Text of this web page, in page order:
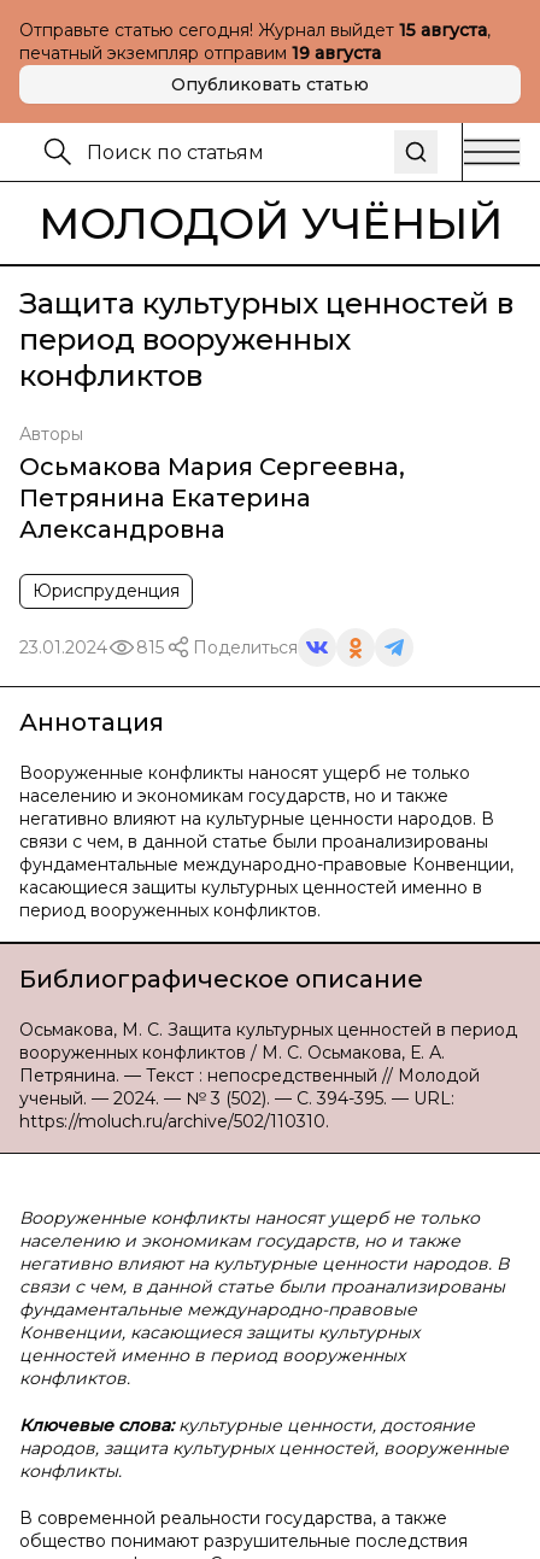
Отправьте статью сегодня! Журнал выйдет 15 августа,
печатный экземпляр отправим 19 августа
Опубликовать статью
МОЛОДОЙ УЧЁНЫЙ
Защита культурных ценностей в
период вооруженных
конфликтов
Авторы
Осьмакова Мария Сергеевна,
Петрянина Екатерина
Александровна
Юриспруденция
23.01.2024 815 Поделиться
Аннотация
Вооруженные конфликты наносят ущерб не только
населению и экономикам государств, но и также
негативно влияют на культурные ценности народов. В
связи с чем, в данной статье были проанализированы
фундаментальные международно-правовые Конвенции,
касающиеся защиты культурных ценностей именно в
период вооруженных конфликтов.
Библиографическое описание
Осьмакова, М. С. Защита культурных ценностей в период
вооруженных конфликтов / М. С. Осьмакова, Е. А.
Петрянина. — Текст : непосредственный // Молодой
ученый. — 2024. — № 3 (502). — С. 394-395. — URL:
https://moluch.ru/archive/502/110310.
Вооруженные конфликты наносят ущерб не только
населению и экономикам государств, но и также
негативно влияют на культурные ценности народов. В
связи с чем, в данной статье были проанализированы
фундаментальные международно-правовые
Конвенции, касающиеся защиты культурных
ценностей именно в период вооруженных
конфликтов.
Ключевые слова:культурные ценности, достояние
народов, защита культурных ценностей, вооруженные
конфликты.
В современной реальности государства, а также
общество понимают разрушительные последствия